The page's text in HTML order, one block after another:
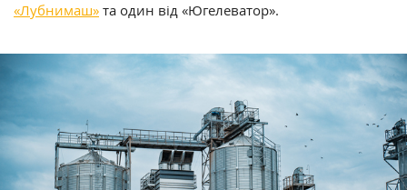
«Лубнимаш» та один від «Югелеватор».